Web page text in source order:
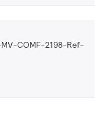
MV-COMF-2198-Ref-